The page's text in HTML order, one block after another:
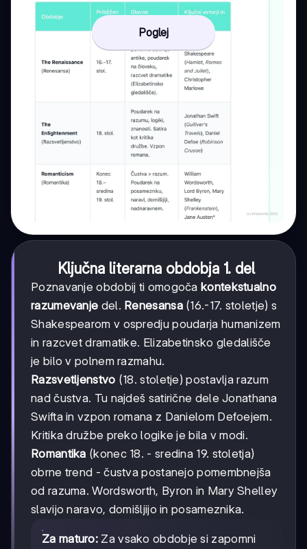
Poglej
Ključna literarna obdobja 1. del
Poznavanje obdobij ti omogoča kontekstualno
razumevanje del. Renesansa(16.-17. stoletje) s
Shakespearom v ospredju poudarja humanizem
in razcvet dramatike. Elizabetinsko gledališče
je bilo v polnem razmahu.
Razsvetljenstvo (18. stoletje) postavlja razum
nad čustva. Tu najdeš satirične dele Jonathana
Swifta in vzpon romana z Danielom Defoejem.
Kritika družbe preko logike je bila v modi.
Romantika (konec 18. - sredina 19. stoletja)
obrne trend - čustva postanejo pomembnejša
od razuma. Wordsworth, Byron in Mary Shelley
slavijo naravo, domišljijo in posameznika.
Za maturo: Za vsako obdobje si zapomni